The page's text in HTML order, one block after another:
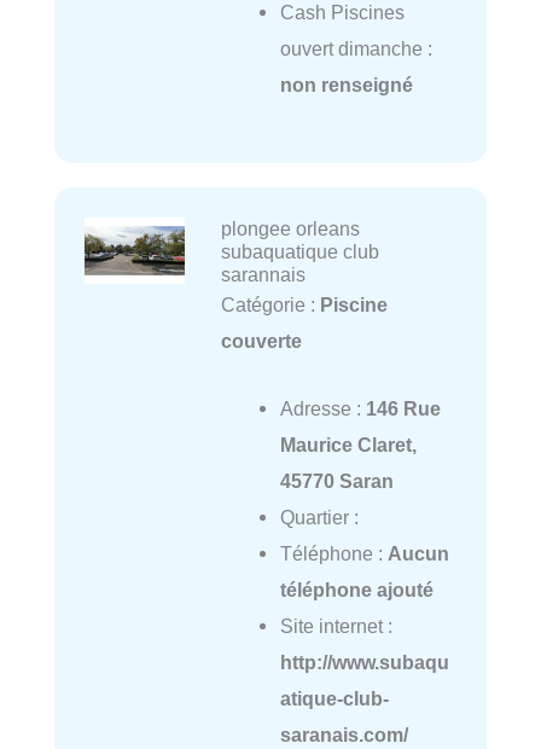
Cash Piscines
ouvert dimanche :
non renseigné
plongee orleans
subaquatique club
sarannais
Catégorie : Piscine
couverte
Adresse : 146 Rue
Maurice Claret,
45770 Saran
Quartier :
Téléphone : Aucun
téléphone ajouté
Site internet :
http://www.subaqu
atique-club-
saranais.com/